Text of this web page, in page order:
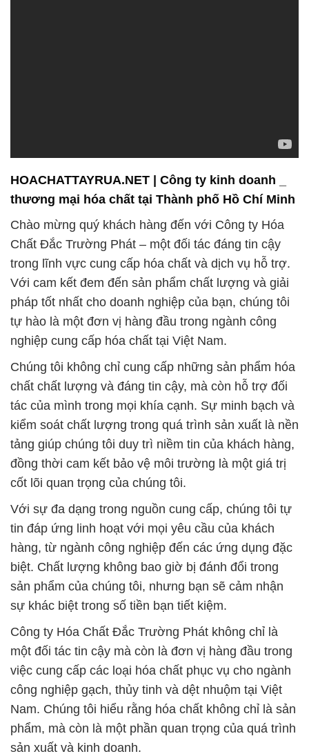
HOACHATTAYRUA.NET | Công ty kinh doanh _
thương mại hóa chất tại Thành phố Hồ Chí Minh
Chào mừng quý khách hàng đến với Công ty Hóa
Chất Đắc Trường Phát – một đối tác đáng tin cậy
trong lĩnh vực cung cấp hóa chất và dịch vụ hỗ trợ.
Với cam kết đem đến sản phẩm chất lượng và giải
pháp tốt nhất cho doanh nghiệp của bạn, chúng tôi
tự hào là một đơn vị hàng đầu trong ngành công
nghiệp cung cấp hóa chất tại Việt Nam.
Chúng tôi không chỉ cung cấp những sản phẩm hóa
chất chất lượng và đáng tin cậy, mà còn hỗ trợ đối
tác của mình trong mọi khía cạnh. Sự minh bạch và
kiểm soát chất lượng trong quá trình sản xuất là nền
tảng giúp chúng tôi duy trì niềm tin của khách hàng,
đồng thời cam kết bảo vệ môi trường là một giá trị
cốt lõi quan trọng của chúng tôi.
Với sự đa dạng trong nguồn cung cấp, chúng tôi tự
tin đáp ứng linh hoạt với mọi yêu cầu của khách
hàng, từ ngành công nghiệp đến các ứng dụng đặc
biệt. Chất lượng không bao giờ bị đánh đổi trong
sản phẩm của chúng tôi, nhưng bạn sẽ cảm nhận
sự khác biệt trong số tiền bạn tiết kiệm.
Công ty Hóa Chất Đắc Trường Phát không chỉ là
một đối tác tin cậy mà còn là đơn vị hàng đầu trong
việc cung cấp các loại hóa chất phục vụ cho ngành
công nghiệp gạch, thủy tinh và dệt nhuộm tại Việt
Nam. Chúng tôi hiểu rằng hóa chất không chỉ là sản
phẩm, mà còn là một phần quan trọng của quá trình
sản xuất và kinh doanh.